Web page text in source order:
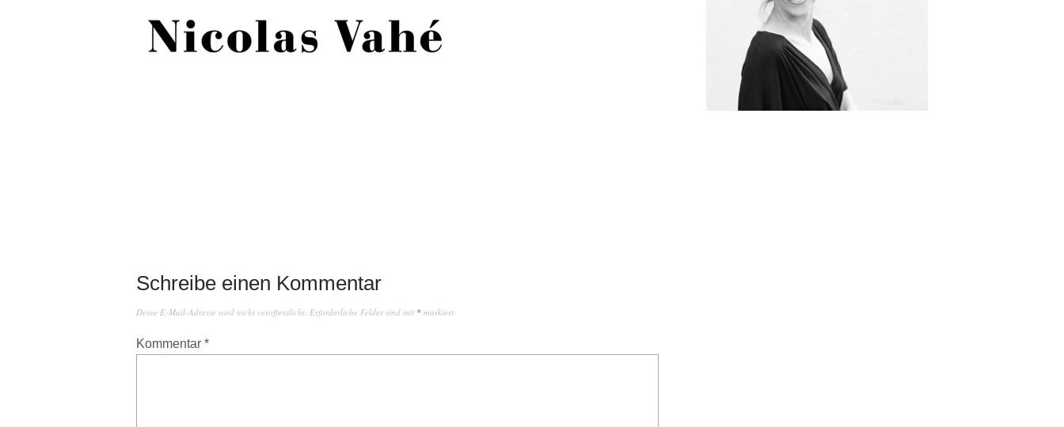
Schreibe einen Kommentar
Deine E-Mail-Adresse wird nicht veröffentlicht. Erforderliche Felder sind mit * markiert
Kommentar *